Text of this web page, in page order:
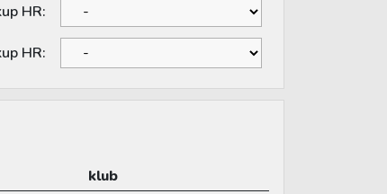
HR:
HR:
klub